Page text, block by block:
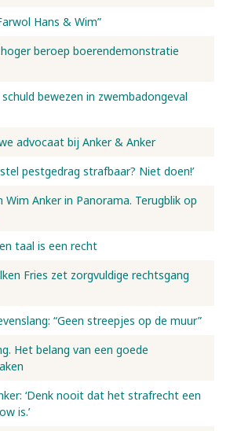
Hans & Wim”
beroep boerendemonstratie
bewezen in zwembadongeval
advocaat bij Anker & Anker
pestgedrag strafbaar? Niet doen!’
Anker in Panorama. Terugblik op
taal is een recht
Fries zet zorgvuldige rechtsgang
“Geen streepjes op de muur”
Het belang van een goede
‘Denk nooit dat het strafrecht een
is.’